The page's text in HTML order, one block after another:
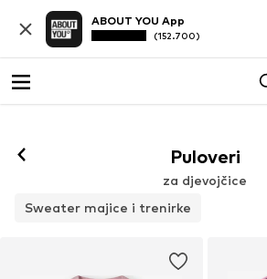
ABOUT YOU App
(152.700)
Puloveri
za djevojčice
Sweater majice i trenirke